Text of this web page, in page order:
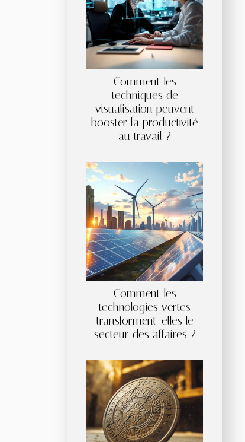
Comment les
techniques de
visualisation peuvent
booster la productivité
au travail ?
Comment les
technologies vertes
transforment-elles le
secteur des affaires ?